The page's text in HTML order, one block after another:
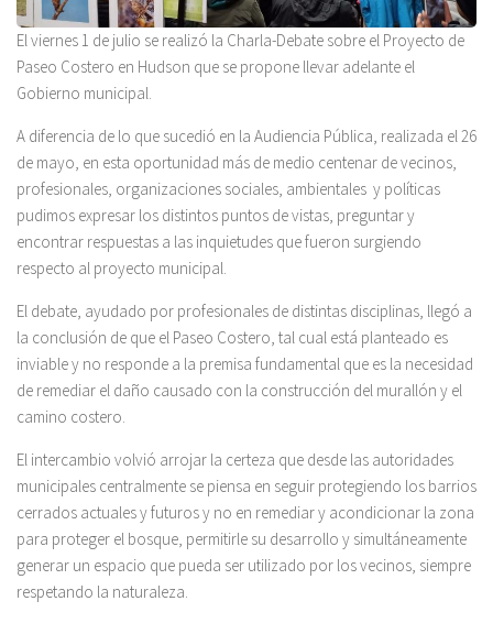
El viernes 1 de julio se realizó la Charla-Debate sobre el Proyecto de
Paseo Costero en Hudson que se propone llevar adelante el
Gobierno municipal.
A diferencia de lo que sucedió en la Audiencia Pública, realizada el 26
de mayo, en esta oportunidad más de medio centenar de vecinos,
profesionales, organizaciones sociales, ambientales y políticas
pudimos expresar los distintos puntos de vistas, preguntar y
encontrar respuestas a las inquietudes que fueron surgiendo
respecto al proyecto municipal.
El debate, ayudado por profesionales de distintas disciplinas, llegó a
la conclusión de que el Paseo Costero, tal cual está planteado es
inviable y no responde a la premisa fundamental que es la necesidad
de remediar el daño causado con la construcción del murallón y el
camino costero.
El intercambio volvió arrojar la certeza que desde las autoridades
municipales centralmente se piensa en seguir protegiendo los barrios
cerrados actuales y futuros y no en remediar y acondicionar la zona
para proteger el bosque, permitirle su desarrollo y simultáneamente
generar un espacio que pueda ser utilizado por los vecinos, siempre
respetando la naturaleza.